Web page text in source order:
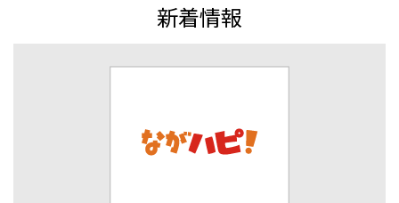
新着情報